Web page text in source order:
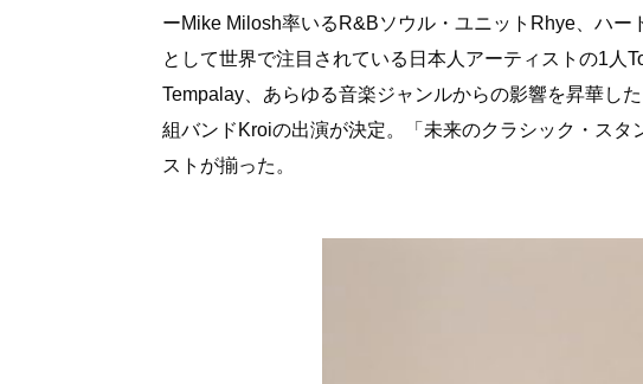
ーMike Milosh率いるR&Bソウル・ユニットRhye、ハ
として世界で注目されている日本人アーティストの1人
Tempalay、あらゆる音楽ジャンルからの影響を昇華し
組バンドKroiの出演が決定。「未来のクラシック・ス
ストが揃った。